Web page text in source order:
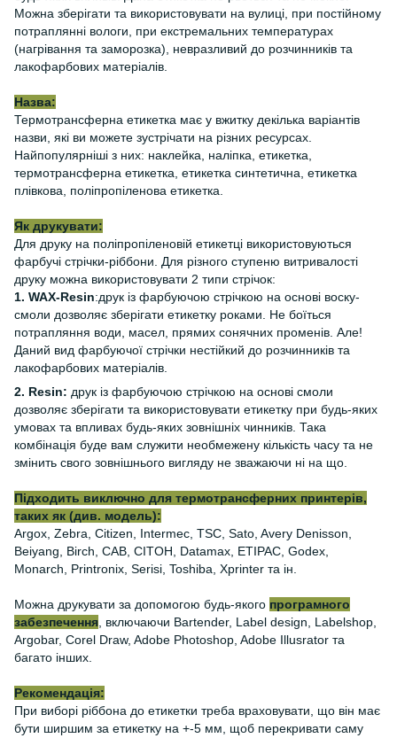
Можна зберігати та використовувати на вулиці, при постійному
потраплянні вологи, при екстремальних температурах
(нагрівання та заморозка), невразливий до розчинників та
лакофарбових матеріалів.
Назва:
Термотрансферна етикетка має у вжитку декілька варіантів
назви, які ви можете зустрічати на різних ресурсах.
Найпопулярніші з них: наклейка, наліпка, етикетка,
термотрансферна етикетка, етикетка синтетична, етикетка
плівкова, поліпропіленова етикетка.
Як друкувати:
Для друку на поліпропіленовій етикетці використовуються
фарбучі стрічки-ріббони. Для різного ступеню витривалості
друку можна використовувати 2 типи стрічок:
1. WAX-Resin:друк із фарбуючою стрічкою на основі воску-
смоли дозволяє зберігати етикетку роками. Не боїться
потрапляння води, масел, прямих сонячних променів. Але!
Даний вид фарбуючої стрічки нестійкий до розчинників та
лакофарбових матеріалів.
2. Resin: друк із фарбуючою стрічкою на основі смоли
дозволяє зберігати та використовувати етикетку при будь-яких
умовах та впливах будь-яких зовнішніх чинників. Така
комбінація буде вам служити необмежену кількість часу та не
змінить свого зовнішнього вигляду не зважаючи ні на що.
Підходить виключно для термотрансферних принтерів,
таких як (див. модель):
Argox, Zebra, Citizen, Intermec, TSC, Sato, Avery Denisson,
Beiyang, Birch, CAB, CITOH, Datamax, ETIPAC, Godex,
Monarch, Printronix, Serisi, Toshiba, Xprinter та ін.
Можна друкувати за допомогою будь-якого програмного
забезпечення , включаючи Bartender, Label design, Labelshop,
Argobar, Corel Draw, Adobe Photoshop, Adobe Illusrator та
багато інших.
Рекомендація:
При виборі ріббона до етикетки треба враховувати, що він має
бути ширшим за етикетку на +-5 мм, щоб перекривати саму